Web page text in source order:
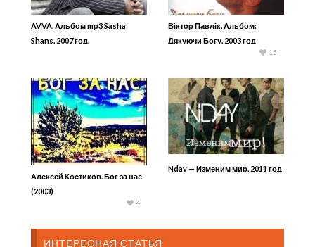
AVVA. Альбом mp3 Sasha
Shans. 2007 год.
Віктор Павлік. Альбом:
Дякуючи Богу. 2003 год
15
Алексей Костиков. Бог за нас
(2003)
4
Nday — Изменим мир. 2011 год
ИНТЕРЕСНАЯ СТАТЬЯ